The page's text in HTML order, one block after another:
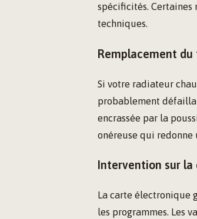
spécificités.
techniques.
Remplacement
Si votre radiateur
probablement
encrassée par la
onéreuse qui redonne
Intervention sur
La carte électronique
les programmes. Les